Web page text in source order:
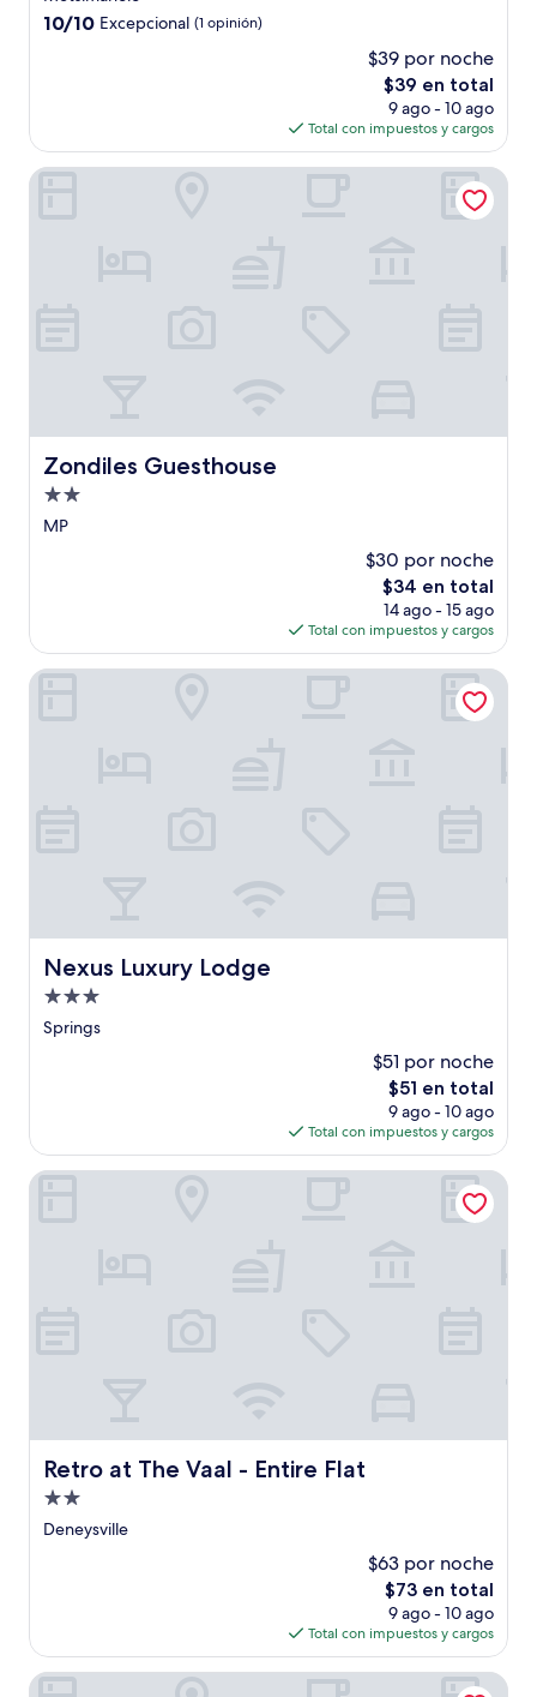
3.0
10.0
10/10 Excepcional (1 opinión)
$39 por noche
El
precio
actual
es
de
$39 en total
9 ago - 10 ago
Total con impuestos y cargos
Zondiles Guesthouse
Zondiles Guesthouse
Propiedad
de
MP
$30 por noche
El
precio
actual
es
de
$34 en total
14 ago - 15 ago
Total con impuestos y cargos
Zondiles Guesthouse
Nexus Luxury Lodge
Nexus Luxury Lodge
Propiedad
de
Springs
$51 por noche
El
precio
actual
es
de
$51 en total
9 ago - 10 ago
Total con impuestos y cargos
Nexus Luxury Lodge
Retro at The Vaal - Entire Flat
Retro at The Vaal - Entire Flat
Propiedad
de
Deneysville
$63 por noche
El
precio
actual
es
de
$73 en total
9 ago - 10 ago
Total con impuestos y cargos
Retro at The Vaal - Entire Flat
Q's Evander Hotel and Apartment